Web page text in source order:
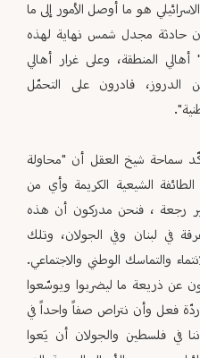
هو ما أوصل الأمور إلى ما
حادثة مجدل شمس نهاية لهذه
المنطقة، وعلى غرار أهالي
الدروز، قادرون على التحمّل
سماحة شيخ العقل أن "محاولة
الطائفة الشيعية الكريمة وأي من
غير رجعة ، فنحن مدركون أن هذه
في لبنان وفي الجولان، وتلك
والتماسك الوطني والاجتماعي.
عن ذريعة ما ليضربوا ويوسّعوا
فعل وأن نتراص صفاً واحداً في
في فلسطين والجولان أن يَعوا